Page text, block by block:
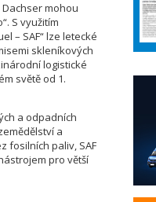
mohou
S využitím
– SAF“ lze letecké
skleníkových
logistické
světě od 1.
a odpadních
a
fosilních paliv, SAF
pro větší